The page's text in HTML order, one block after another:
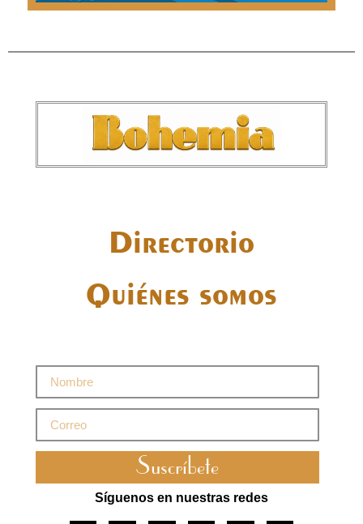
Directorio
Quiénes somos
Suscríbete
Síguenos en nuestras redes